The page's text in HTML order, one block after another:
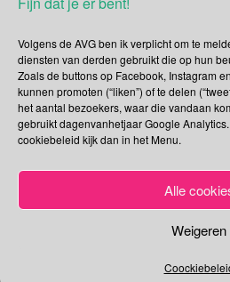
Volgens de AVG ben ik verplicht om te
diensten van derden gebruikt die op hun
Zoals de buttons op Facebook, Instagram
kunnen promoten (“liken”) of te delen
het aantal bezoekers, waar die vandaan
gebruikt dagenvanhetjaar Google
cookiebeleid kijk dan in het Menu.
Alle
Weigeren
gezichtsafwijkingen,
zadelen. Kan me niet voorstellen
hebben!
Wat zijn de (mogelijke)
bij de geboorte?
afgeplat gezicht
terugwijkende kaak en kleine